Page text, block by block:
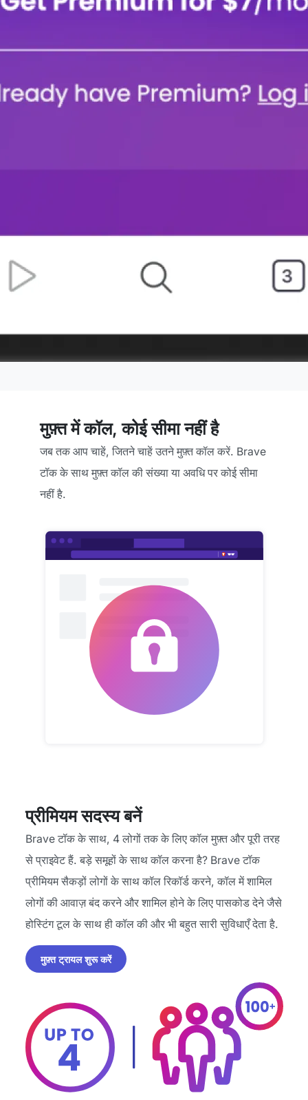
मुफ़्त में कॉल, कोई सीमा नहीं है
जब तक आप चाहें, जितने चाहें उतने मुफ़्त कॉल करें. Brave
टॉक के साथ मुफ़्त कॉल की संख्या या अवधि पर कोई सीमा
नहीं है.
प्रीमियम सदस्य बनें
Brave टॉक के साथ, 4 लोगों तक के लिए कॉल मुफ़्त और पूरी तरह
से प्राइवेट हैं. बड़े समूहों के साथ कॉल करना है? Brave टॉक
प्रीमियम सैकड़ों लोगों के साथ कॉल रिकॉर्ड करने, कॉल में शामिल
लोगों की आवाज़ बंद करने और शामिल होने के लिए पासकोड देने जैसे
होस्टिंग टूल के साथ ही कॉल की और भी बहुत सारी सुविधाएँ देता है.
मुफ़्त ट्रायल शुरू करें